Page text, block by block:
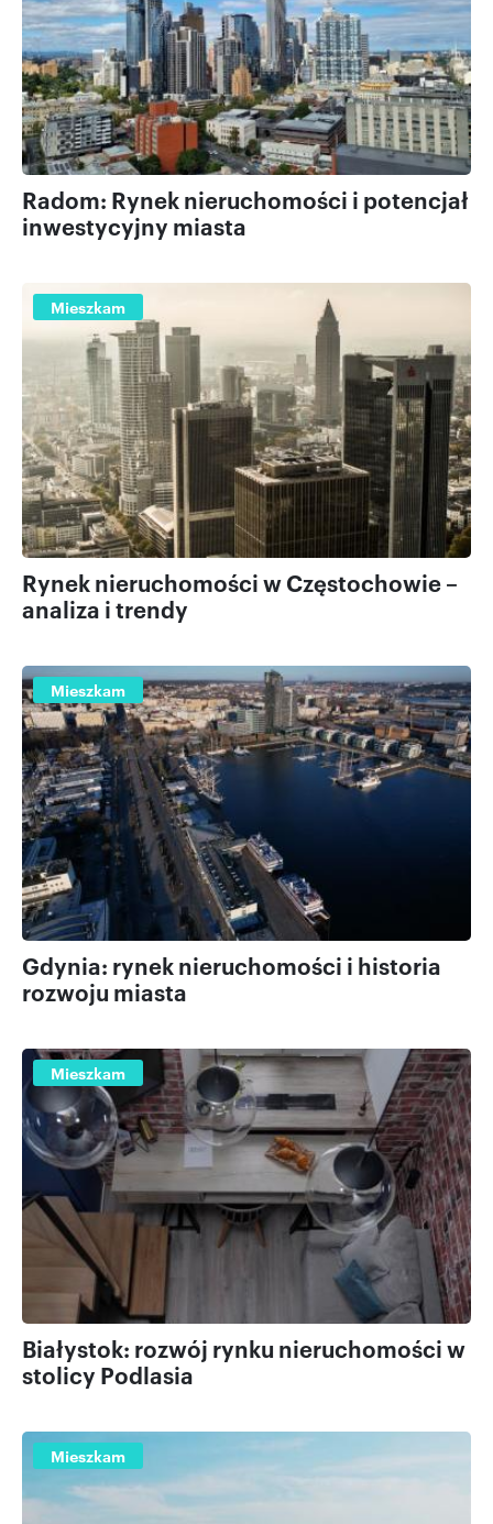
Radom: Rynek nieruchomości i potencjał
inwestycyjny miasta
Mieszkam
Rynek nieruchomości w Częstochowie –
analiza i trendy
Mieszkam
Gdynia: rynek nieruchomości i historia
rozwoju miasta
Mieszkam
Białystok: rozwój rynku nieruchomości w
stolicy Podlasia
Mieszkam